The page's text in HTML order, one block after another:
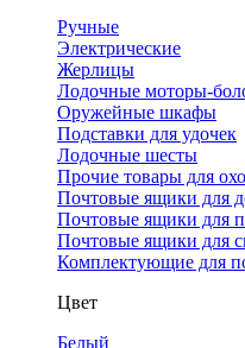
Ручные
Электрические
Жерлицы
Лодочные моторы-
Оружейные шкафы
Подставки для удочек
Лодочные шесты
Прочие товары для
Почтовые ящики для
Почтовые ящики для
Почтовые ящики для
Комплектующие для
Цвет
Белый